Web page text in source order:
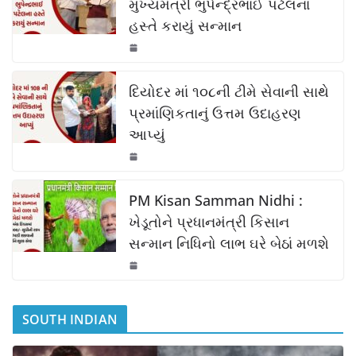
b
o
o
k
A
p
p
Li
n
k
મુખ્યમંત્રી ભુપેન્દ્રભાઈ પટેલના
હસ્તે કરાયું સન્માન
દિયોદર માં ૧૦૮ની ટીમે સેવાની સાથે
પ્રમાંણિકતાનું ઉત્તમ ઉદાહરણ
આપ્યું
PM Kisan Samman Nidhi :
ખેડૂતોને પ્રધાનમંત્રી કિસાન
સન્માન નિધિનો લાભ ઘરે બેઠાં મળશે
SOUTH INDIAN